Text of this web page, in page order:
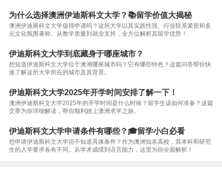
为什么选择澳洲伊迪斯科文大学？📚留学价值大揭秘
澳洲伊迪斯科文大学值得申请吗？这所大学以其实践性强、行业联系紧密和多
元文化氛围著称。从教学质量到就业支持，全方位解析其留学优势！
伊迪斯科文大学到底藏身于哪座城市？
想知道伊迪斯科文大学位于澳洲哪座城市吗？它有哪些特色？这篇问答帮你快
速了解这所大学所在的城市及其背景。
伊迪斯科文大学2025年开学时间安排了解一下！
澳洲伊迪斯科文大学2025年的开学时间是什么时候？留学生该如何准备？这篇
文章为你详细解读，帮你顺利踏上澳洲求学之旅。
伊迪斯科文大学申请条件有哪些？🎓留学小白必看
想申请伊迪斯科文大学但不知道具体条件？作为澳洲知名高校，其本科和研究
生的入学要求各有不同。从学术成绩到语言能力，这里为你全面解析！